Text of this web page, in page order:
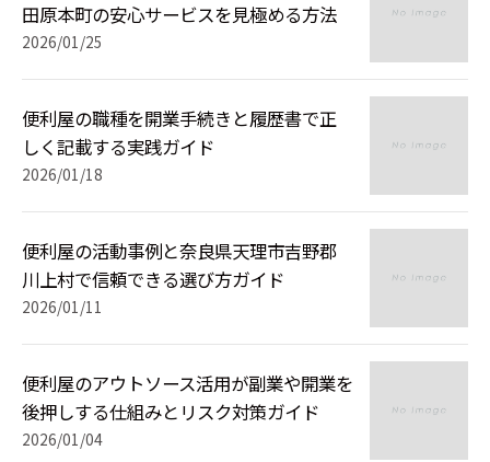
田原本町の安心サービスを見極める方法
2026/01/25
便利屋の職種を開業手続きと履歴書で正
しく記載する実践ガイド
2026/01/18
便利屋の活動事例と奈良県天理市吉野郡
川上村で信頼できる選び方ガイド
2026/01/11
便利屋のアウトソース活用が副業や開業を
後押しする仕組みとリスク対策ガイド
2026/01/04